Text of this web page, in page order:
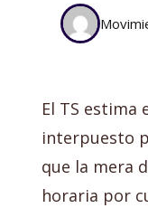
El TS estima
interpuesto
que la mera
horaria por